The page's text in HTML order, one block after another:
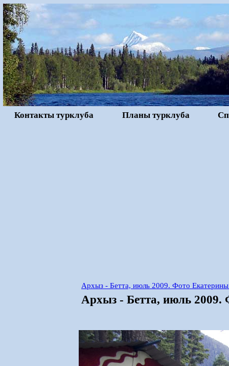
Контакты турклуба Планы турклуба
Архыз - Бетта, июль 2009. Фото
Архыз - Бетта, июль 2009.